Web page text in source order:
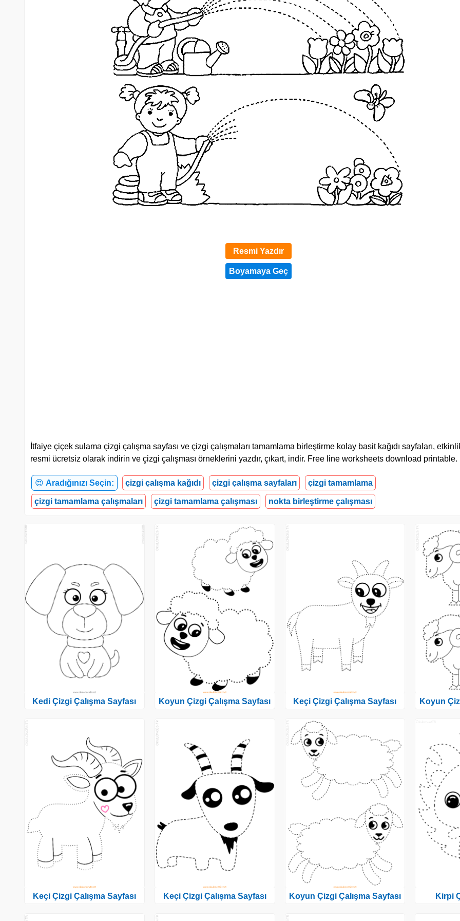
Resmi Yazdır
İtfaiye çiçek sulama çizgi çalışma sayfası ve çizgi çalışmaları tamamlama birleştirme kolay basit kağıdı sayfaları,
resmi ücretsiz olarak indirin ve çizgi çalışması örneklerini yazdır, çıkart, indir. Free line worksheets download printable.
😍 Aradığınızı Seçin: çizgi çalışma kağıdı çizgi çalışma sayfaları çizgi tamamlama
çizgi tamamlama çalışmaları çizgi tamamlama çalışması nokta birleştirme çalışması
Kedi Çizgi Çalışma Sayfası
Keçi Çizgi Çalışma Sayfası
Koyun Çizgi Çalışma Sayfası
Keçi Çizgi Çalışma Sayfası
Keçi Çizgi Çalışma Sayfası
Koyun Çizgi Çalışma Sayfası
Koyun
Kirpi